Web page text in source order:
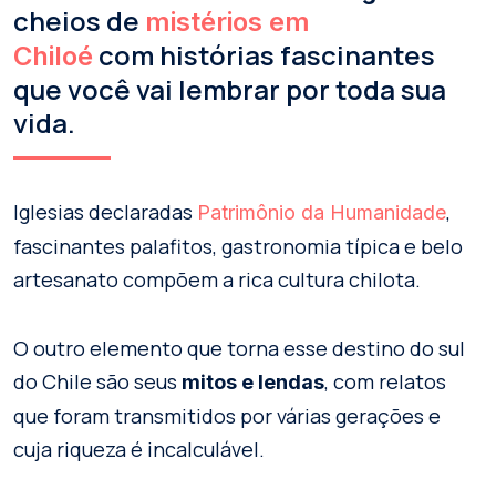
cheios de mistérios em
Chiloé com histórias fascinantes
que você vai lembrar por toda sua
vida.
Iglesias declaradas Patrimônio da Humanidade,
fascinantes palafitos, gastronomia típica e belo
artesanato compõem a rica cultura chilota.
O outro elemento que torna esse destino do sul
do Chile são seus mitos e lendas, com relatos
que foram transmitidos por várias gerações e
cuja riqueza é incalculável.